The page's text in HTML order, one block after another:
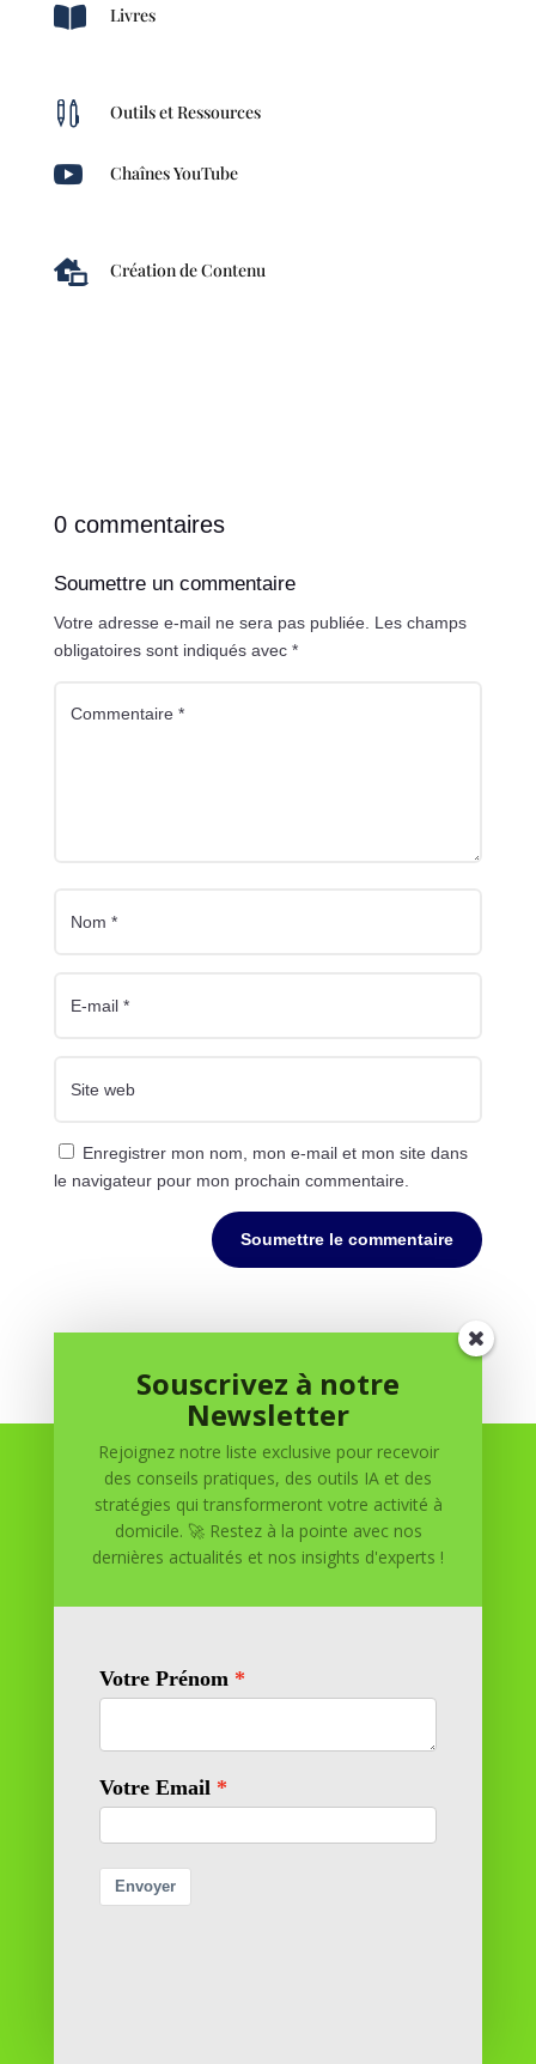
 Livres
 Outils et Ressources
 Chaînes YouTube
 Création de Contenu
0 commentaires
Soumettre un commentaire
Votre adresse e-mail ne sera pas publiée. Les champs
obligatoires sont indiqués avec *
Enregistrer mon nom, mon e-mail et mon site dans
le navigateur pour mon prochain commentaire.
Soumettre le commentaire
Réussite à Domicile
pour atteindre vos objectifs depuis le confort de votre
Souscrivez à notre
Newsletter
Rejoignez notre liste exclusive pour recevoir
des conseils pratiques, des outils IA et des
stratégies qui transformeront votre activité à
domicile. 🚀 Restez à la pointe avec nos
dernières actualités et nos insights d'experts !